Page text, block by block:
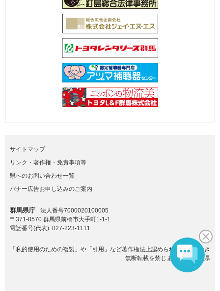
サイトマップ
リンク・著作権・免責事項等
県へのお問い合わせ一覧
バナー広告お申し込みのご案内
群馬県庁
法人番号7000020100005
〒371-8570 群馬県前橋市大手町1-1-1
電話番号(代表): 027-223-1111
「私的使用のための複製」や「引用」など著作権法上認められた場合を除き
無断転載を禁じます。(C)群馬県